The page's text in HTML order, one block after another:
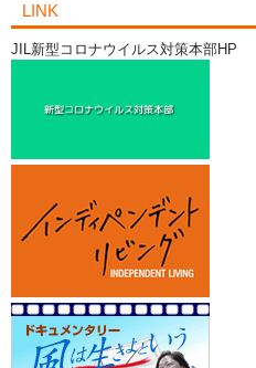
LINK
JIL新型コロナウイルス対策本部HP